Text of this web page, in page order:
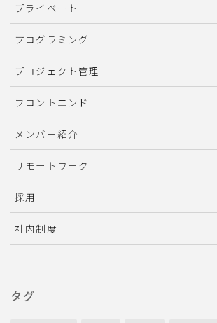
プライベート
プログラミング
プロジェクト管理
フロントエンド
メンバー紹介
リモートワーク
採用
社内制度
タグ